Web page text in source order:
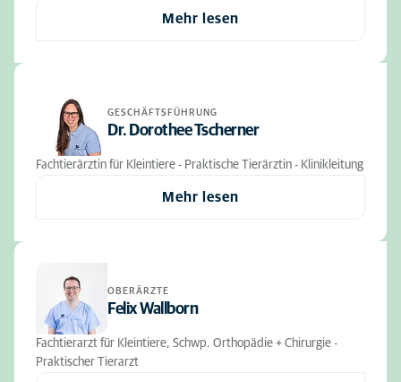
Mehr lesen
GESCHÄFTSFÜHRUNG
Dr. Dorothee Tscherner
Fachtierärztin für Kleintiere - Praktische Tierärztin - Klinikleitung
Mehr lesen
OBERÄRZTE
Felix Wallborn
Fachtierarzt für Kleintiere, Schwp. Orthopädie + Chirurgie -
Praktischer Tierarzt